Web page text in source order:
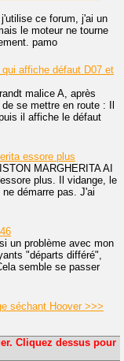
ce forum, j'ai un
le moteur ne tourne
pamo
affiche défaut D07 et
malice A, après
se mettre en route : Il
il affiche le défaut
essore plus
MARGHERITA AI
plus. Il vidange, le
démarre pas. J'ai
un problème avec mon
"départs différé",
semble se passer
séchant Hoover >>>
Cliquez dessus pour